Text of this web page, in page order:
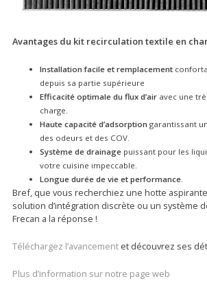
Avantages du kit recirculation textile en
Installation facile et remplacement
depuis sa partie supérieure
Efficacité optimale du flux d’air avec une
charge.
Haute capacité d’adsorption garantissant
des odeurs et des COV.
Système de drainage puissant pour les
votre cuisine impeccable.
Longue durée de vie et performance.
Bref, que vous recherchiez une hotte
solution d’intégration discrète ou un système
Frecan a la réponse !
Téléchargez l’avancement et découvrez ses
Plus d’information sur notre page web